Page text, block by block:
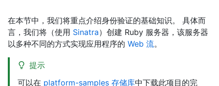
在本节中，我们将重点介绍身份验证的基础知识。 具体而
言，我们将（使用 Sinatra）创建 Ruby 服务器，该服务器
以多种不同的方式实现应用程序的 Web 流。
提示
可以在 platform-samples 存储库中下载此项目的完